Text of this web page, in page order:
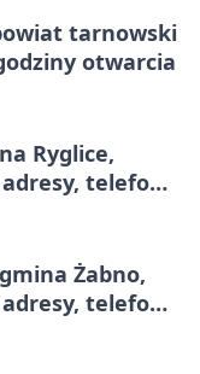
tarnowski
otwarcia
Ryglice,
telefony,
Żabno,
telefony,